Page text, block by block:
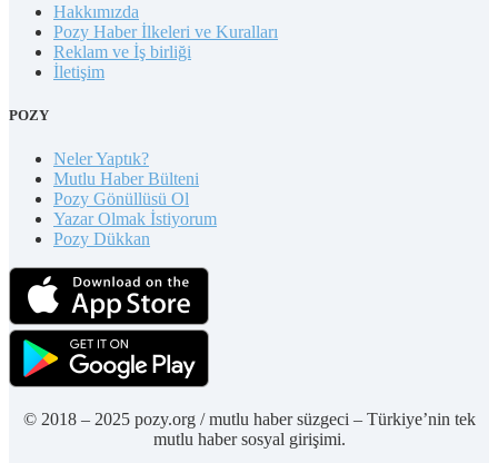
Hakkımızda
Pozy Haber İlkeleri ve Kuralları
Reklam ve İş birliği
İletişim
POZY
Neler Yaptık?
Mutlu Haber Bülteni
Pozy Gönüllüsü Ol
Yazar Olmak İstiyorum
Pozy Dükkan
© 2018 – 2025 pozy.org / mutlu haber süzgeci – Türkiye’nin tek
mutlu haber sosyal girişimi.